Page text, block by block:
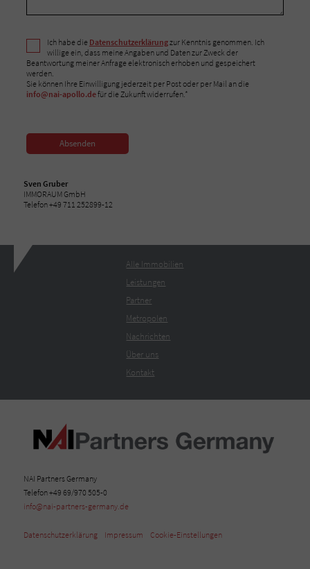
Ich habe die Datenschutzerklärungzur Kenntnis genommen. Ich
willige ein, dass meine Angaben und Daten zur Zweck der
Beantwortung meiner Anfrage elektronisch erhoben und gespeichert
werden.
Sie können Ihre Einwilligung jederzeit per Post oder per Mail an die
info@nai-apollo.defür die Zukunft widerrufen.*
Absenden
Sven Gruber
IMMORAUM GmbH
Telefon +49 711 252899-12
Alle Immobilien
Leistungen
Partner
Metropolen
Nachrichten
Über uns
Kontakt
NAI Partners Germany
Telefon +49 69/970 505-0
info@nai-partners-germany.de
Datenschutzerklärung Impressum Cookie-Einstellungen